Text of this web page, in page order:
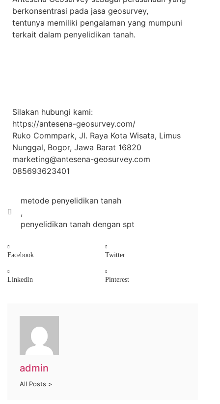
berkonsentrasi pada jasa geosurvey,
tentunya memiliki pengalaman yang mumpuni
terkait dalam penyelidikan tanah.
Silakan hubungi kami:
https://antesena-geosurvey.com/
Ruko Commpark, Jl. Raya Kota Wisata, Limus
Nunggal, Bogor, Jawa Barat 16820
marketing@antesena-geosurvey.com
085693623401
metode penyelidikan tanah
,
penyelidikan tanah dengan spt
Facebook Twitter
LinkedIn Pinterest
admin
All Posts >